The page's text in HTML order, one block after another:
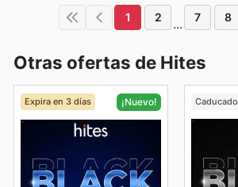
1 2 ... 7 8
Otras ofertas de Hites
Expira en 3 días ¡Nuevo! Caducado